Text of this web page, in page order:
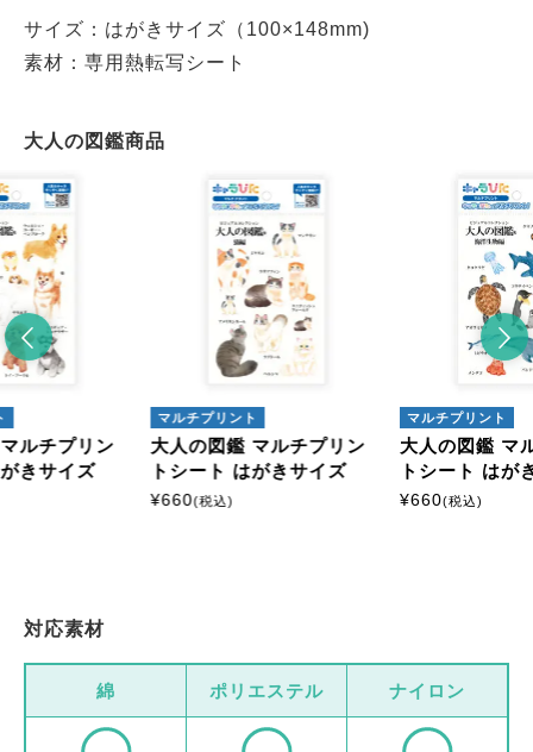
サイズ：はがきサイズ（100×148mm)
素材：専用熱転写シート
大人の図鑑商品
ルチプリン
きサイズ
マルチプリント
大人の図鑑 マルチプリン
トシート はがきサイズ
¥660(税込)
マルチプリント
大人の図鑑 マ
トシート はが
¥660(税込)
対応素材
綿 ポリエステル ナイロン